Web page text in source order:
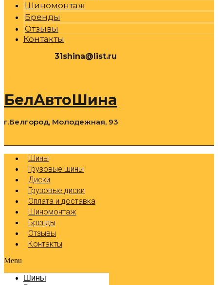
Шиномонтаж
Бренды
Отзывы
Контакты
31shina@list.ru
БелАвтоШина
г.Белгород, Молодежная, 93
Шины
Грузовые шины
Диски
Грузовые диски
Оплата и доставка
Шиномонтаж
Бренды
Отзывы
Контакты
Menu
Шины